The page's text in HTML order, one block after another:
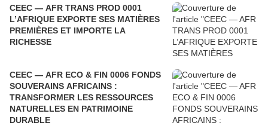
CEEC — AFR TRANS PROD 0001
L’AFRIQUE EXPORTE SES MATIÈRES
PREMIÈRES ET IMPORTE LA
RICHESSE
CEEC — AFR ECO & FIN 0006 FONDS
SOUVERAINS AFRICAINS :
TRANSFORMER LES RESSOURCES
NATURELLES EN PATRIMOINE
DURABLE